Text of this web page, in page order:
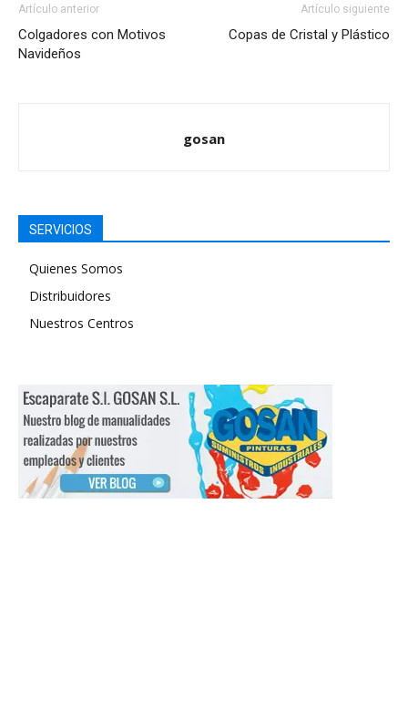
Artículo anterior
Colgadores con Motivos
Navideños
Artículo siguiente
Copas de Cristal y Plástico
gosan
SERVICIOS
Quienes Somos
Distribuidores
Nuestros Centros